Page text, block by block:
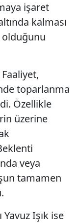
işaret
kalması
olduğunu
toparlanma
Özellikle
üzerine
veya
tamamen
Işık ise